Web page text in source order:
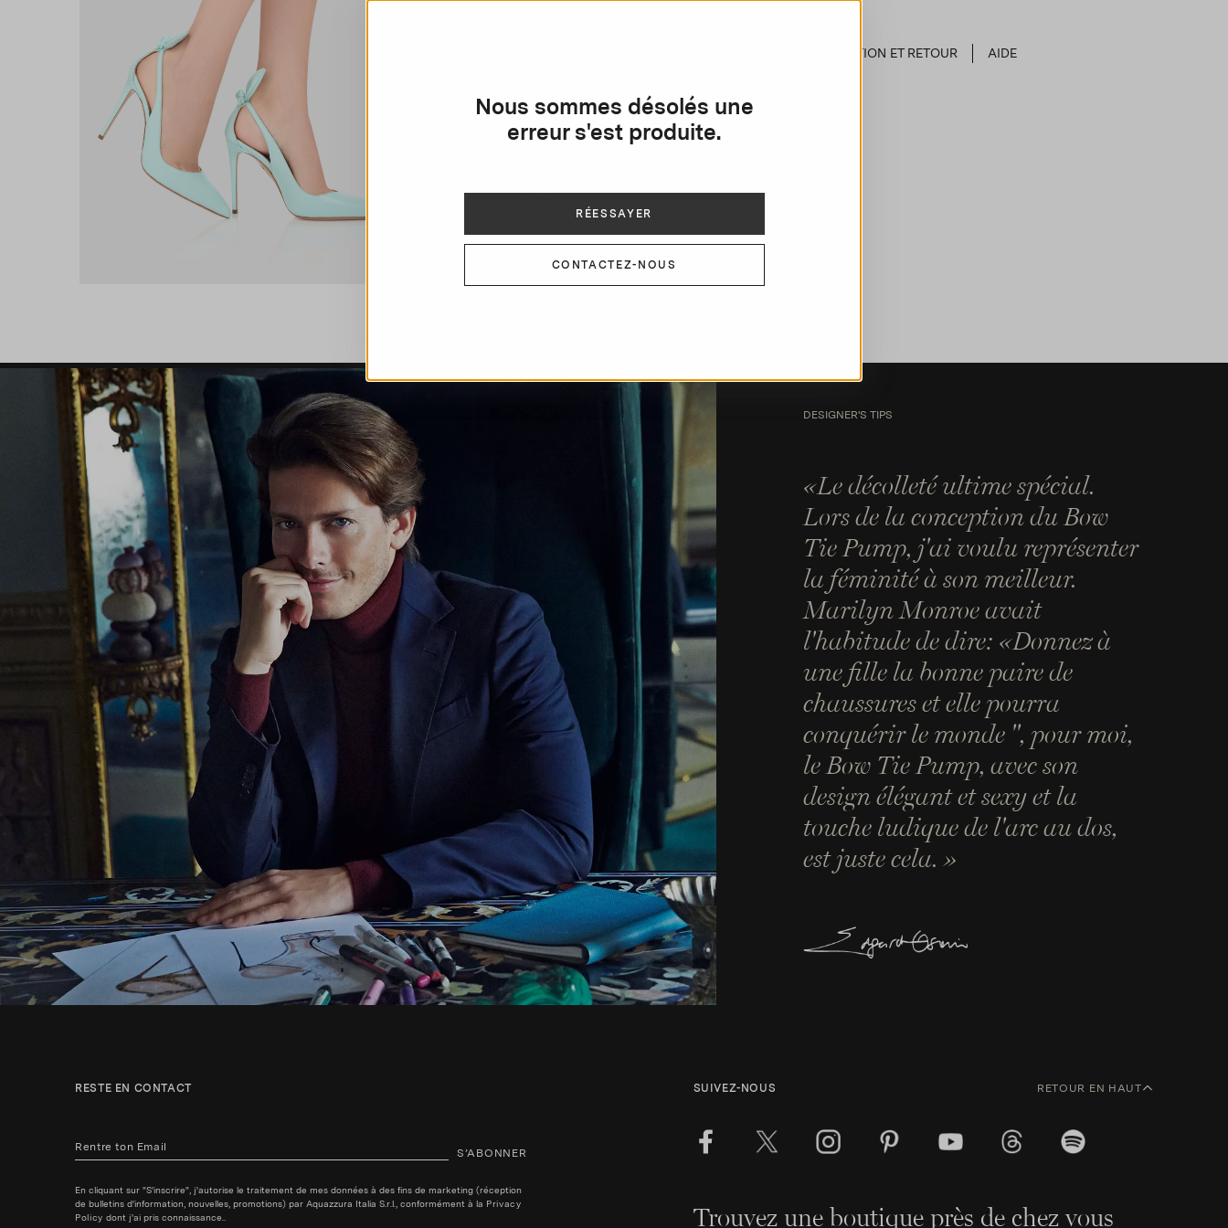
Nous sommes désolés une
erreur s'est produite.
RÉESSAYER
CONTACTEZ-NOUS
EXPÉDITION ET RETOUR AIDE
DESIGNER'S TIPS
«Le décolleté ultime spécial.
Lors de la conception du Bow
Tie Pump, j'ai voulu représenter
la féminité à son meilleur.
Marilyn Monroe avait
l'habitude de dire: «Donnez à
une fille la bonne paire de
chaussures et elle pourra
conquérir le monde '', pour moi,
le Bow Tie Pump, avec son
design élégant et sexy et la
touche ludique de l'arc au dos,
est juste cela. »
RESTE EN CONTACT
S’ABONNER
En cliquant sur "S'inscrire", j'autorise le traitement de mes données à des fins de marketing (réception
de bulletins d'information, nouvelles, promotions) par Aquazzura Italia S.r.l., conformément à la Privacy
Policy dont j'ai pris connaissance..
SUIVEZ-NOUS RETOUR EN HAUT
Trouvez une boutique près de chez vous